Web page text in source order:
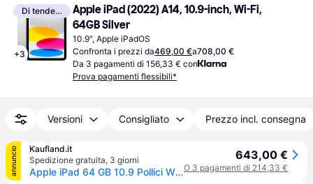
Di tendenza
+3
Apple iPad (2022) A14, 10.9-inch, Wi-Fi,
64GB Silver
10.9", Apple iPadOS
Confronta i prezzi da469,00 €a708,00 €
Da 3 pagamenti di 156,33 € con
Prova pagamenti flessibili*
Versioni Consigliato Prezzo incl. consegna
annuncio
Kaufland.it
Spedizione gratuita, 3 giorni
Apple iPad 64 GB 10.9 Pollici Wi-Fi 6 Tablet iPadOS 16 Argento
643,00 €
O 3 pagamenti di 214,33 €